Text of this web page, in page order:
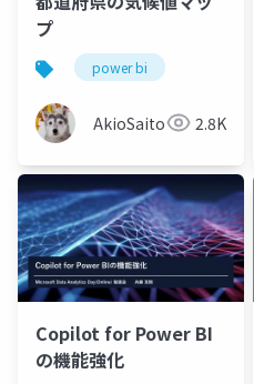
プ
power bi
AkioSaitoh 2.8K
Copilot for Power BI
の機能強化